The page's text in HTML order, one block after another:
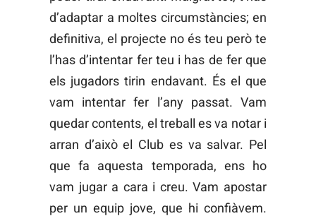
d’adaptar a moltes circumstàncies; en
definitiva, el projecte no és teu però te
l’has d’intentar fer teu i has de fer que
els jugadors tirin endavant. És el que
vam intentar fer l’any passat. Vam
quedar contents, el treball es va notar i
arran d’això el Club es va salvar. Pel
que fa aquesta temporada, ens ho
vam jugar a cara i creu. Vam apostar
per un equip jove, que hi confiàvem.